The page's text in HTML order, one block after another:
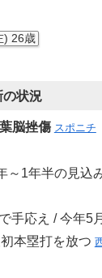
) 26歳
の状況
脳挫傷 スポニチ
～1年半の見込
手応え / 今年5
本塁打を放つ